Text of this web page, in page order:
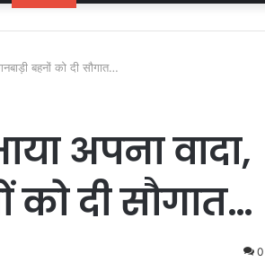
बहनों को दी सौगात…
अपना वादा,
दी सौगात…
0